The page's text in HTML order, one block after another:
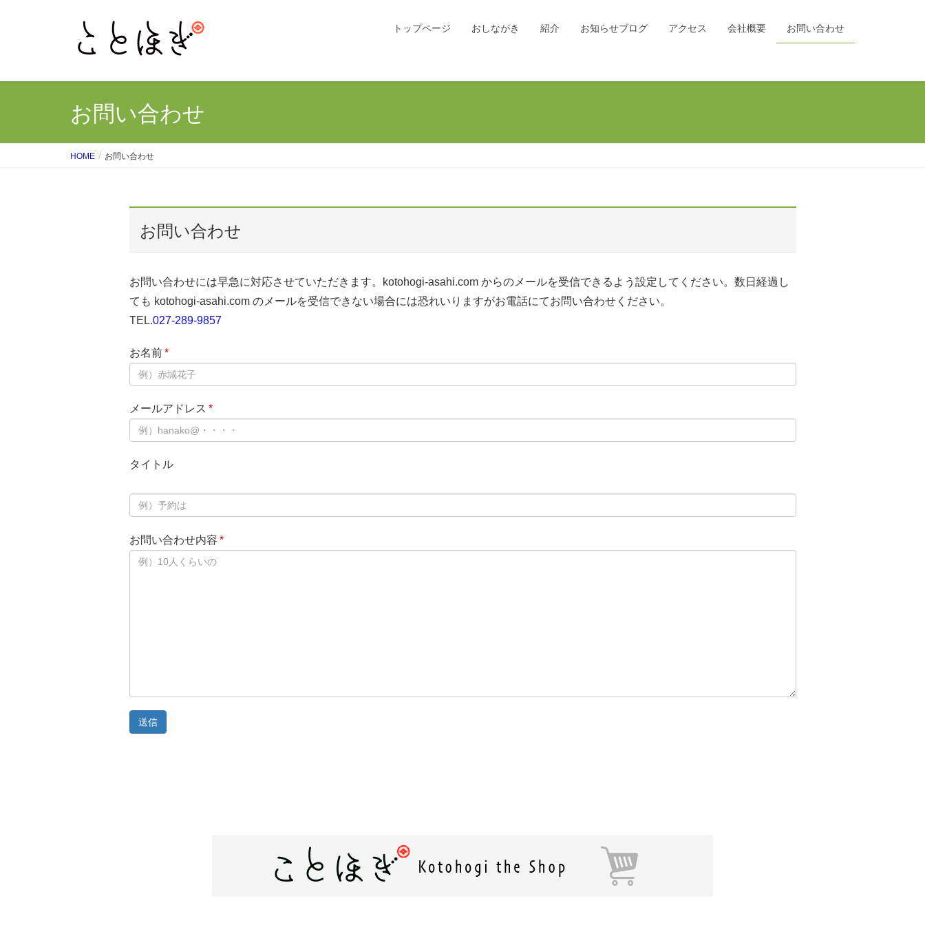
トップページ おしながき 紹介 お知らせブログ アクセス 会社概要 お問い合わせ
お問い合わせ
HOME お問い合わせ
お問い合わせ
お問い合わせには早急に対応させていただきます。kotohogi-asahi.com からのメールを受信できるよう設定してください。数日経過し
ても kotohogi-asahi.com のメールを受信できない場合には恐れいりますがお電話にてお問い合わせください。
TEL.027-289-9857
お名前 *
メールアドレス *
タイトル
お問い合わせ内容 *